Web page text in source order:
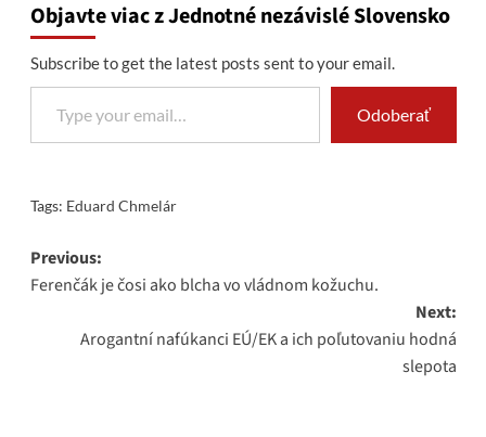
Objavte viac z Jednotné nezávislé Slovensko
Subscribe to get the latest posts sent to your email.
Type your email…
Odoberať
Tags: Eduard Chmelár
Post
navigation
Previous:
Ferenčák je čosi ako blcha vo vládnom kožuchu.
Next:
Arogantní nafúkanci EÚ/EK a ich poľutovaniu hodná
slepota